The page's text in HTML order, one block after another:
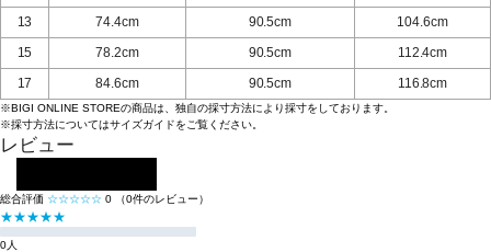
13
74.4cm 90.5cm
104.6cm
15
78.2cm 90.5cm
112.4cm
17
84.6cm 90.5cm 116.8cm
※BIGI ONLINE STOREの商品は、独自の採寸方法により採寸をしております。
※採寸方法についてはサイズガイドをご覧ください。
レビュー
総合評価 ☆☆☆☆☆ 0 （0件のレビュー）
★★★★★
0人